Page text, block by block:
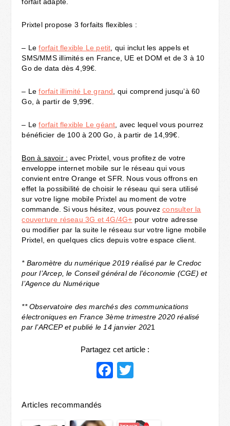
Prixtel propose 3 forfaits flexibles :
– Leforfait flexible Le petit , qui inclut les appels et
SMS/MMS illimités en France, UE et DOM et de 3 à 10
Go de data dès 4,99€.
– Leforfait illimité Le grand , qui comprend jusqu’à 60
Go, à partir de 9,99€.
– Leforfait flexible Le géant , avec lequel vous pourrez
bénéficier de 100 à 200 Go, à partir de 14,99€.
Bon à savoir : avec Prixtel, vous profitez de votre
enveloppe internet mobile sur le réseau qui vous
convient entre Orange et SFR. Nous vous offrons en
effet la possibilité de choisir le réseau qui sera utilisé
sur votre ligne mobile Prixtel au moment de votre
commande. Si vous hésitez, vous pouvezconsulter la
couverture réseau 3G et 4G/4G+ pour votre adresse
ou modifier par la suite le réseau sur votre ligne mobile
Prixtel, en quelques clics depuis votre espace client.
* Baromètre du numérique 2019 réalisé par le Credoc
pour l’Arcep, le Conseil général de l’économie (CGE) et
l’Agence du Numérique
** Observatoire des marchés des communications
électroniques en France 3ème trimestre 2020 réalisé
par l’ARCEP et publié le 14 janvier 2021
Partagez cet article :
Facebook
Articles recommandés